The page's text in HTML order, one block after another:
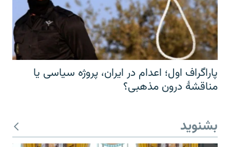
پاراگراف اول؛ اعدام در ایران، پروژه سیاسی یا
مناقشهٔ درون مذهبی؟
بشنوید